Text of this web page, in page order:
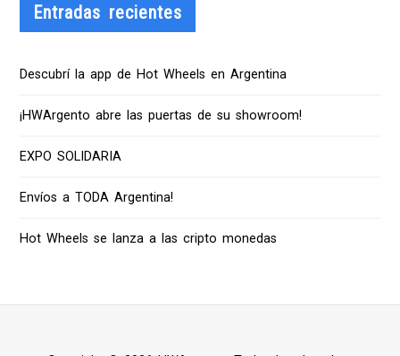
Entradas recientes
Descubrí la app de Hot Wheels en Argentina
¡HWArgento abre las puertas de su showroom!
EXPO SOLIDARIA
Envíos a TODA Argentina!
Hot Wheels se lanza a las cripto monedas